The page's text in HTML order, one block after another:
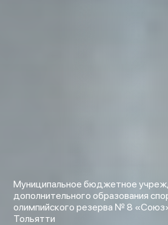
Муниципальное бюджетное
дополнительного образования
олимпийского резерва № 8
Тольятти